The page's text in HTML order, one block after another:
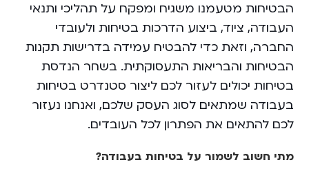
הבטיחות מטעמנו משגיח ומפקח על תהליכי ותנאי
העבודה, ציוד, ביצוע הדרכות בטיחות ולעובדי
החברה, וזאת כדי להבטיח עמידה בדרישות תקנות
הבטיחות והבריאות התעסוקתית. בשחר הנדסת
בטיחות יכולים לעזור לכם ליצור סטנדרט בטיחות
בעבודה שמתאים לסוג העסק שלכם, ואנחנו נעזור
לכם ‏להתאים את הפתרון לכל העובדים.
מתי חשוב לשמור על בטיחות בעבודה?